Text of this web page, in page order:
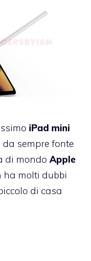
iPad mini
da sempre fonte
di mondo Apple
ha molti dubbi
di casa